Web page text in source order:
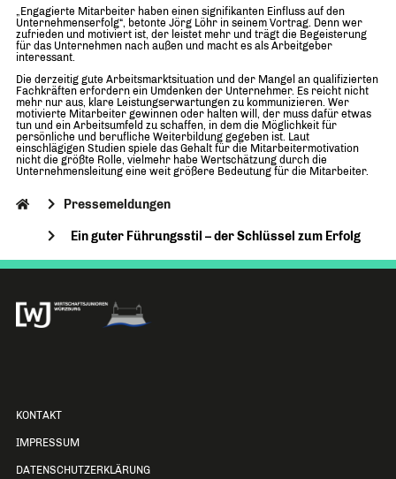
Senatoren
Imagefilm
Merchandising-Klamotten
„Engagierte Mitarbeiter haben einen signifikanten Einfluss auf den
Unternehmenserfolg“, betonte Jörg Löhr in seinem Vortrag. Denn wer
zufrieden und motiviert ist, der leistet mehr und trägt die Begeisterung
für das Unternehmen nach außen und macht es als Arbeitgeber
interessant.
Die derzeitig gute Arbeitsmarktsituation und der Mangel an qualifizierten
Fachkräften erfordern ein Umdenken der Unternehmer. Es reicht nicht
mehr nur aus, klare Leistungserwartungen zu kommunizieren. Wer
motivierte Mitarbeiter gewinnen oder halten will, der muss dafür etwas
tun und ein Arbeitsumfeld zu schaffen, in dem die Möglichkeit für
persönliche und berufliche Weiterbildung gegeben ist. Laut
einschlägigen Studien spiele das Gehalt für die Mitarbeitermotivation
nicht die größte Rolle, vielmehr habe Wertschätzung durch die
Unternehmensleitung eine weit größere Bedeutung für die Mitarbeiter.
Pressemeldungen
Ein guter Führungsstil – der Schlüssel zum Erfolg
KONTAKT
IMPRESSUM
DATENSCHUTZERKLÄRUNG